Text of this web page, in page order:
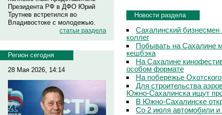
Президента РФ в ДФО Юрий
Трутнев встретился во
Владивостоке с молодежью.
статьи раздела
Регион сегодня
28 Мая 2026, 14:14
Новости раздела
Сахалинский бизнесмен
коллег
Побывать на Сахалине
кешбэка
На Сахалине
особом формате
На побережье
Для строительства
Южно-Сахалинска ищут
В Южно-Сахалинске
Со 2 июля автомобили